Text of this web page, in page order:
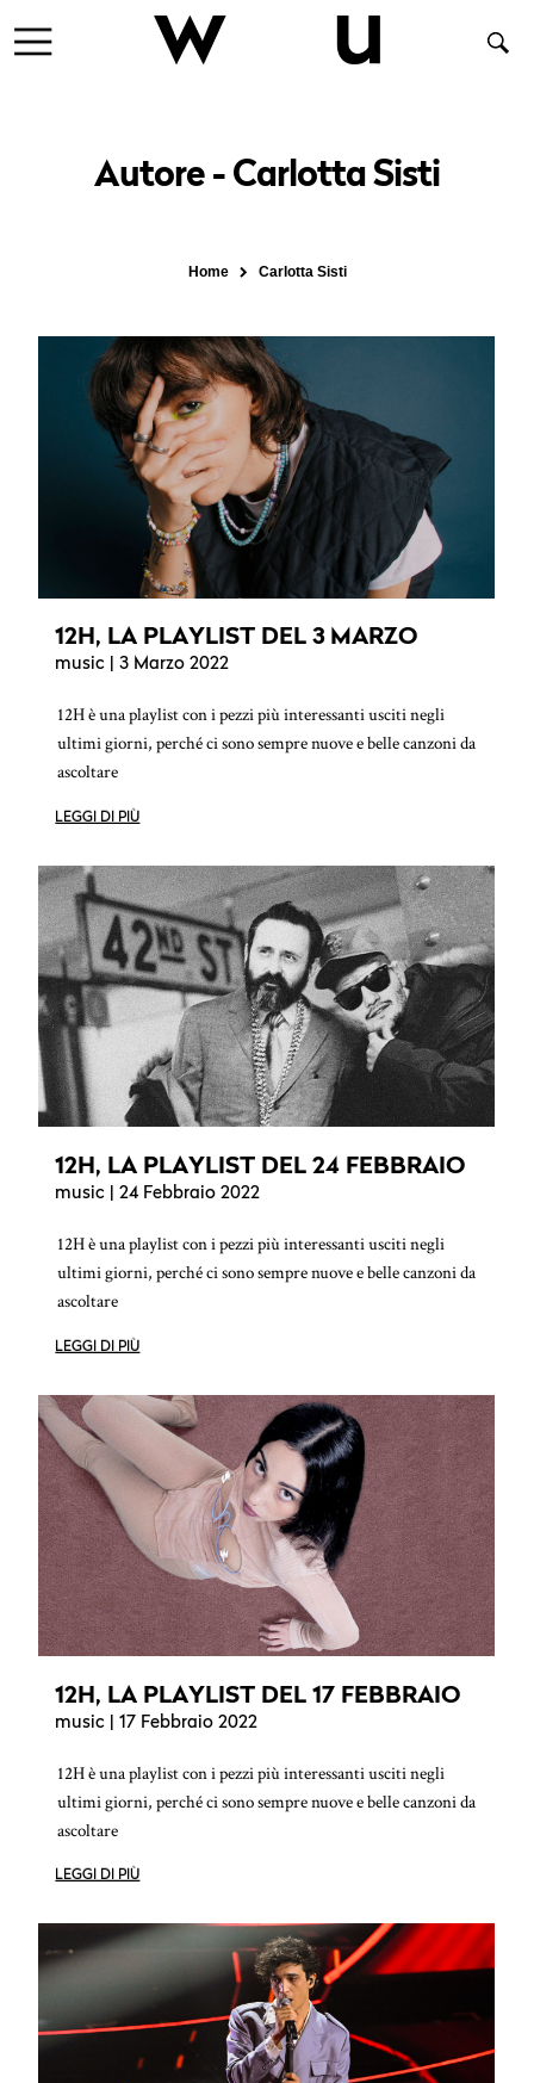
Autore - Carlotta Sisti
Home Carlotta Sisti
12H, LA PLAYLIST DEL 3 MARZO
music | 3 Marzo 2022
12H è una playlist con i pezzi più interessanti usciti negli
ultimi giorni, perché ci sono sempre nuove e belle canzoni da
ascoltare
LEGGI DI PIÙ
12H, LA PLAYLIST DEL 24 FEBBRAIO
music | 24 Febbraio 2022
12H è una playlist con i pezzi più interessanti usciti negli
ultimi giorni, perché ci sono sempre nuove e belle canzoni da
ascoltare
LEGGI DI PIÙ
12H, LA PLAYLIST DEL 17 FEBBRAIO
music | 17 Febbraio 2022
12H è una playlist con i pezzi più interessanti usciti negli
ultimi giorni, perché ci sono sempre nuove e belle canzoni da
ascoltare
LEGGI DI PIÙ